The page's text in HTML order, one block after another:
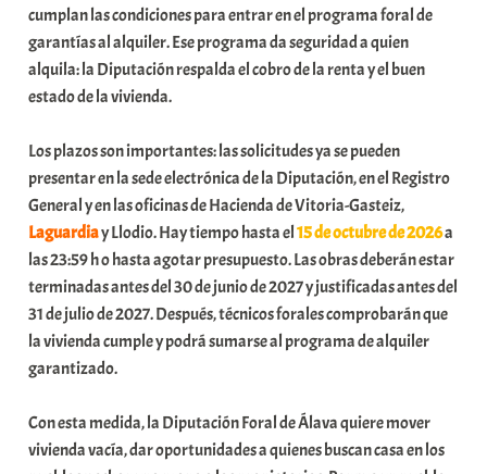
cumplan las condiciones para entrar en el programa foral de
garantías al alquiler. Ese programa da seguridad a quien
alquila: la Diputación respalda el cobro de la renta y el buen
estado de la vivienda.
Los plazos son importantes: las solicitudes ya se pueden
presentar en la sede electrónica de la Diputación, en el Registro
General y en las oficinas de Hacienda de Vitoria-Gasteiz,
Laguardiay Llodio. Hay tiempo hasta el15 de octubre de 2026a
las 23:59 h o hasta agotar presupuesto. Las obras deberán estar
terminadas antes del 30 de junio de 2027 y justificadas antes del
31 de julio de 2027. Después, técnicos forales comprobarán que
la vivienda cumple y podrá sumarse al programa de alquiler
garantizado.
Con esta medida, la Diputación Foral de Álava quiere mover
vivienda vacía, dar oportunidades a quienes buscan casa en los